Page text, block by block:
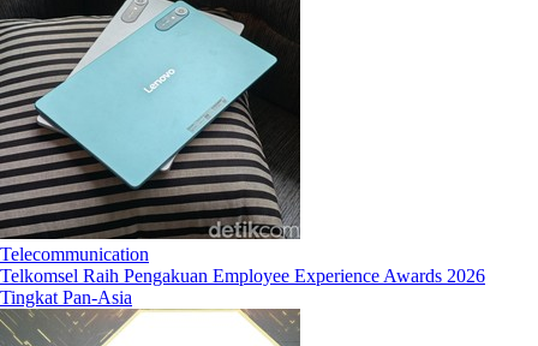
Telecommunication
Telkomsel Raih Pengakuan Employee Experience Awards 2026
Tingkat Pan-Asia